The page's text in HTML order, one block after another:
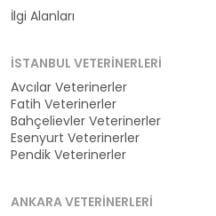
İlgi Alanları
İSTANBUL VETERINERLERI
Avcılar Veterinerler
Fatih Veterinerler
Bahçelievler Veterinerler
Esenyurt Veterinerler
Pendik Veterinerler
ANKARA VETERINERLERI